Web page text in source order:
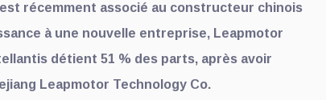
récemment associé au constructeur chinois
à une nouvelle entreprise, Leapmotor
détient 51 % des parts, après avoir
Leapmotor Technology Co.